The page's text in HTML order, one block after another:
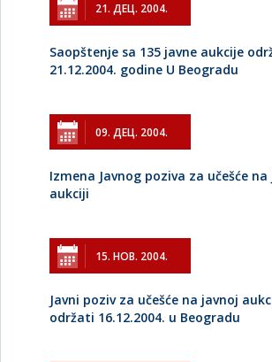
21. ДЕЦ. 2004.
Saopštenje sa 135 javne aukcije
21.12.2004. godine U Beogradu
09. ДЕЦ. 2004.
Izmena Javnog poziva za učešće na
aukciji
15. НОВ. 2004.
Javni poziv za učešće na javnoj
održati 16.12.2004. u Beogradu